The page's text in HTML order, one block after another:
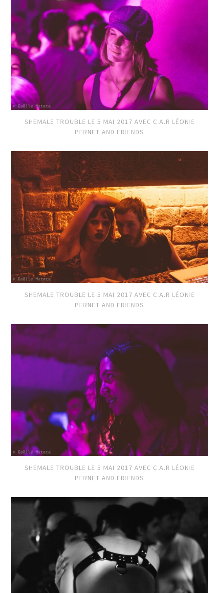
SHEMALE TROUBLE LE 5 MAI 2017 AVEC C.A.R LÉONIE
PERNET AND FRIENDS
SHEMALE TROUBLE LE 5 MAI 2017 AVEC C.A.R LÉONIE
PERNET AND FRIENDS
SHEMALE TROUBLE LE 5 MAI 2017 AVEC C.A.R LÉONIE
PERNET AND FRIENDS